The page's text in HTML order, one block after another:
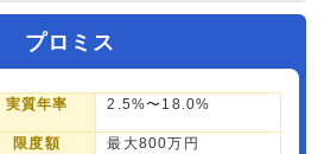
プロミス
実質年率 2.5%〜18.0%
限度額 最大800万円